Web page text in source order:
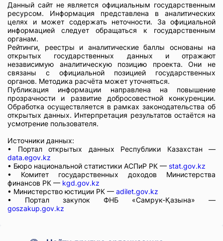
Данный сайт не является официальным государственным
ресурсом. Информация представлена в аналитических
целях и может содержать неточности. За официальной
информацией следует обращаться к государственным
органам.
Рейтинги, реестры и аналитические баллы основаны на
открытых государственных данных и отражают
независимую аналитическую позицию проекта. Они не
связаны с официальной позицией государственных
органов. Методика расчёта может уточняться.
Публикация информации направлена на повышение
прозрачности и развитие добросовестной конкуренции.
Обработка осуществляется в рамках законодательства об
открытых данных. Интерпретация результатов остаётся на
усмотрение пользователя.
Источники данных:
• Портал открытых данных Республики Казахстан —
data.egov.kz
• Бюро национальной статистики АСПиР РК — stat.gov.kz
• Комитет государственных доходов Министерства
финансов РК — kgd.gov.kz
• Министерство юстиции РК — adilet.gov.kz
• Портал закупок ФНБ «Самрук-Қазына» —
goszakup.gov.kz